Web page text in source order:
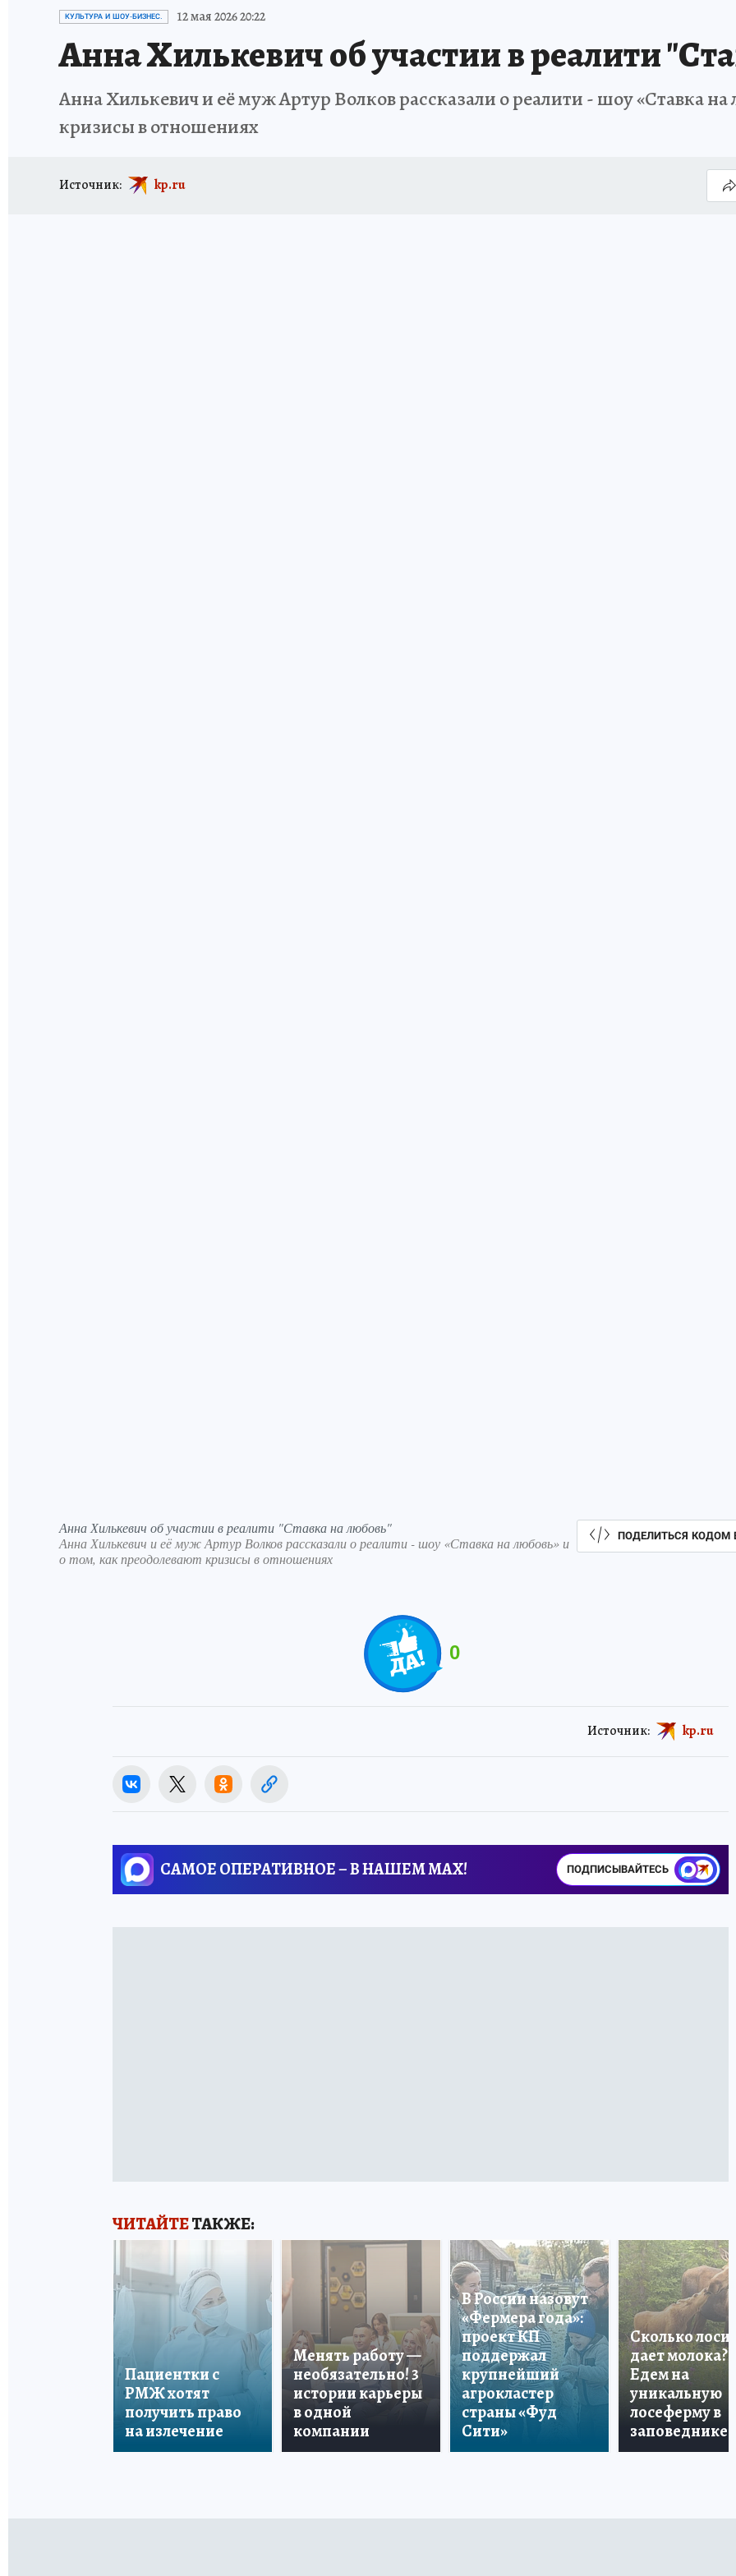
ИСПЫТАНО НА СЕБЕ
КУЛЬТУРА И ШОУ-БИЗНЕС. 12 мая 2026 20:22
Анна Хилькевич об участии в реалити
Анна Хилькевич и её муж Артур Волков рассказали о реалити - шоу «Ставка
кризисы в отношениях
Источник: kp.ru
Анна Хилькевич об участии в реалити "Ставка на любовь"
Анна Хилькевич и её муж Артур Волков рассказали о реалити - шоу «Ставка на любовь» и
о том, как преодолевают кризисы в отношениях
ПОДЕЛИТЬСЯ КОДОМ
0
Источник: kp.ru
САМОЕ ОПЕРАТИВНОЕ – В НАШЕМ MAX! ПОДПИСЫВАЙТЕСЬ
ЧИТАЙТЕТАКЖЕ:
Пациентки с
РМЖ хотят
получить право
на излечение
Менять работу —
необязательно! 3
истории карьеры
в одной
компании
В России назовут
«Фермера года»:
проект КП
поддержал
крупнейший
агрокластер
страны «Фуд
Сити»
Сколько лосиха
дает молока?
Едем на
уникальную
лосеферму в
заповеднике!